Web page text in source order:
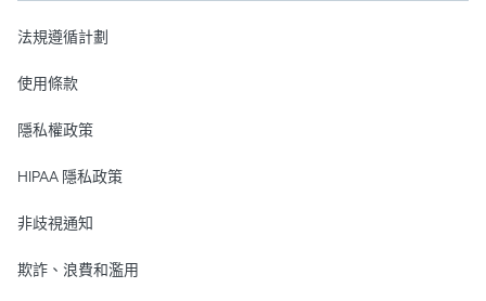
法規遵循計劃
使用條款
隱私權政策
HIPAA 隱私政策
非歧視通知
欺詐、浪費和濫用